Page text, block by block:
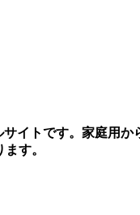
イトです。家庭用か
す。